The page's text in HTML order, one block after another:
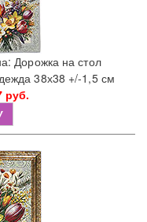
Дорожка на стол
38х38 +/-1,5 см
руб.